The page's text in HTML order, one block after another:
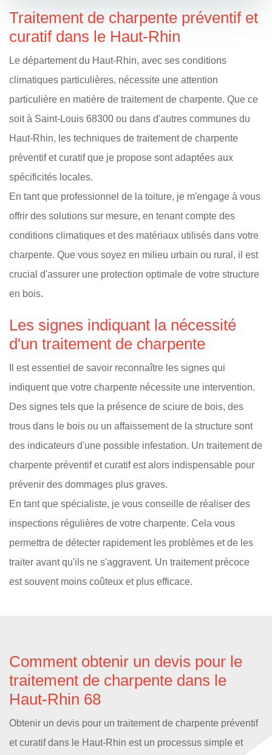
Traitement de charpente préventif et
curatif dans le Haut-Rhin
Le département du Haut-Rhin, avec ses conditions
climatiques particulières, nécessite une attention
particulière en matière de traitement de charpente. Que ce
soit à Saint-Louis 68300 ou dans d'autres communes du
Haut-Rhin, les techniques de traitement de charpente
préventif et curatif que je propose sont adaptées aux
spécificités locales.
En tant que professionnel de la toiture, je m'engage à vous
offrir des solutions sur mesure, en tenant compte des
conditions climatiques et des matériaux utilisés dans votre
charpente. Que vous soyez en milieu urbain ou rural, il est
crucial d'assurer une protection optimale de votre structure
en bois.
Les signes indiquant la nécessité
d'un traitement de charpente
Il est essentiel de savoir reconnaître les signes qui
indiquent que votre charpente nécessite une intervention.
Des signes tels que la présence de sciure de bois, des
trous dans le bois ou un affaissement de la structure sont
des indicateurs d'une possible infestation. Un traitement de
charpente préventif et curatif est alors indispensable pour
prévenir des dommages plus graves.
En tant que spécialiste, je vous conseille de réaliser des
inspections régulières de votre charpente. Cela vous
permettra de détecter rapidement les problèmes et de les
traiter avant qu'ils ne s'aggravent. Un traitement précoce
est souvent moins coûteux et plus efficace.
Comment obtenir un devis pour le
traitement de charpente dans le
Haut-Rhin 68
Obtenir un devis pour un traitement de charpente préventif
et curatif dans le Haut-Rhin est un processus simple et